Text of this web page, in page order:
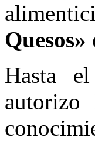
Quesos»
Hasta
autorizo